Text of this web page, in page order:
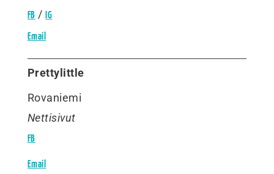
FB / IG
Email
Prettylittle
Rovaniemi
Nettisivut
FB
Email